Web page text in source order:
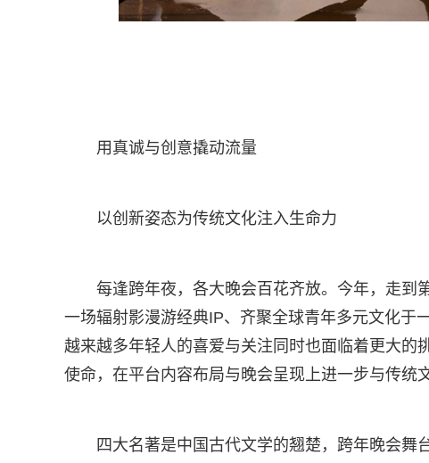
用真诚与创意撬动流量
以创新姿态为传统文化注入生命力
每逢跨年夜，各大晚会百花齐放。今年，走到
一场辐射影漫游经典IP、齐聚全球青年多元文化于
越来越多年轻人的喜爱与关注同时也面临着更大的
使命，在平台内容布局与晚会呈现上进一步与传统
四大名著是中国古代文学的翘楚，跨年晚会